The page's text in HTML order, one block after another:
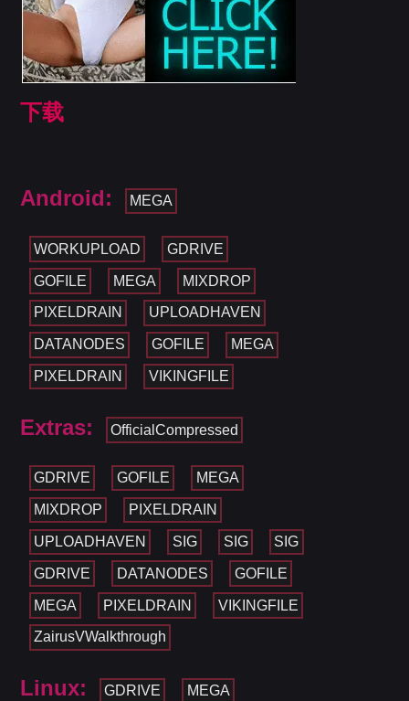
下载
Android: MEGA
WORKUPLOAD GDRIVE
GOFILE MEGA MIXDROP
PIXELDRAIN UPLOADHAVEN
DATANODES GOFILE MEGA
PIXELDRAIN VIKINGFILE
Extras: OfficialCompressed
GDRIVE GOFILE MEGA
MIXDROP PIXELDRAIN
UPLOADHAVEN SIG SIG SIG
GDRIVE DATANODES GOFILE
MEGA PIXELDRAIN VIKINGFILE
ZairusVWalkthrough
Linux: GDRIVE MEGA